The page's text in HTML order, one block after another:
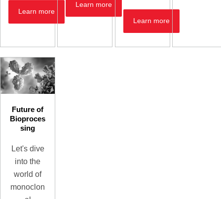
Learn more
Learn more
Learn more
Future of
Bioproces
sing
Let's dive
into the
world of
monoclon